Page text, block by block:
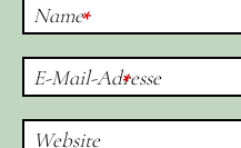
Name*
E-Mail-Adresse
*
Website